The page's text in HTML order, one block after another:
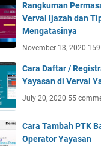
Rangkuman
Verval Ijazah dan
Mengatasinya
November 13, 2020
Cara Daftar /
Yayasan di Verval
July 20, 2020 55
Cara Tambah PTK
Operator Yayasan